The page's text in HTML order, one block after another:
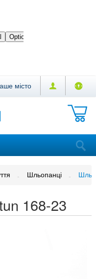
місто
Шльопанці
168-23